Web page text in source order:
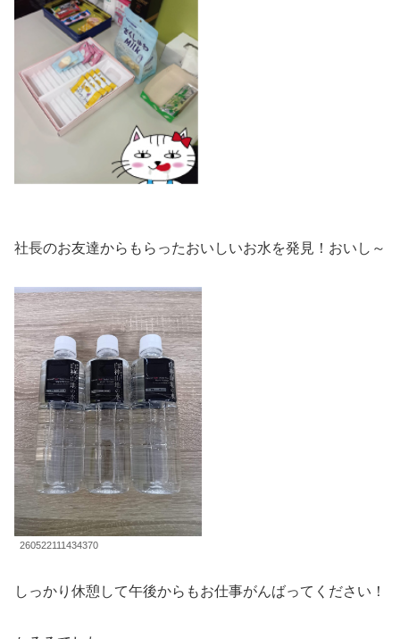
社長のお友達からもらったおいしいお水を発見！おいし～
260522111434370
しっかり休憩して午後からもお仕事がんばってください！